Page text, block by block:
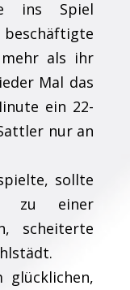
ins Spiel
mehr als ihr
Mal das
ein 22-
nur an
sollte
zu einer
scheiterte
glücklichen,